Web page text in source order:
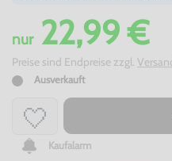
nur22,99 €
Preise sind Endpreise zzgl.
Ausverkauft
Kaufalarm